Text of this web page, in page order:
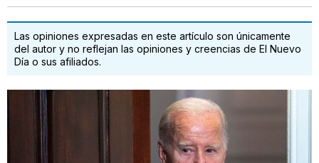
Las opiniones expresadas en este artículo son únicamente
del autor y no reflejan las opiniones y creencias de El Nuevo
Día o sus afiliados.